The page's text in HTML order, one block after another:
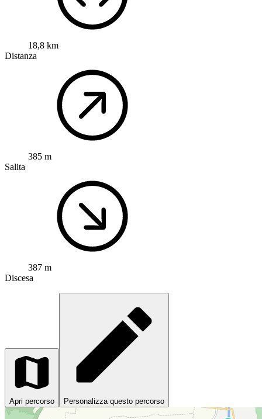
18,8 km
Distanza
385 m
Salita
387 m
Discesa
Apri percorso Personalizza questo percorso